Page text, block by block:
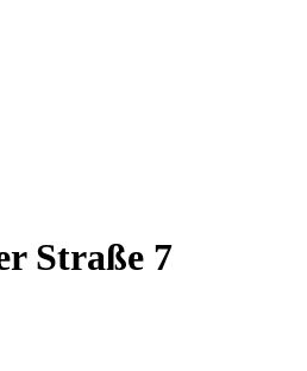
Straße 7